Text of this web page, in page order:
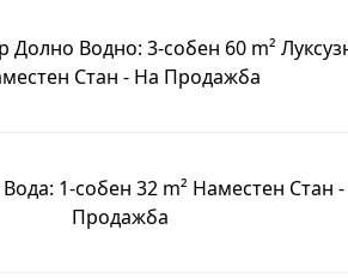
Долно Водно: 3-собен 60 m²
Стан - На Продажба
Вода: 1-собен 32 m² Наместен Стан
Продажба